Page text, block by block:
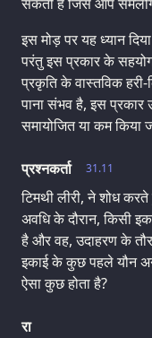
इस मोड़ पर यह ध्यान
परंतु इस प्रकार के
प्रकृति के वास्तविक
पाना संभव है, इस प्रकार
समायोजित या कम किया
31.11
प्रश्नकर्ता
टिमथी लीरी, ने शोध
अवधि के दौरान, किसी
है और वह, उदाहरण के तौर
इकाई के कुछ पहले यौन
ऐसा कुछ होता है?
रा